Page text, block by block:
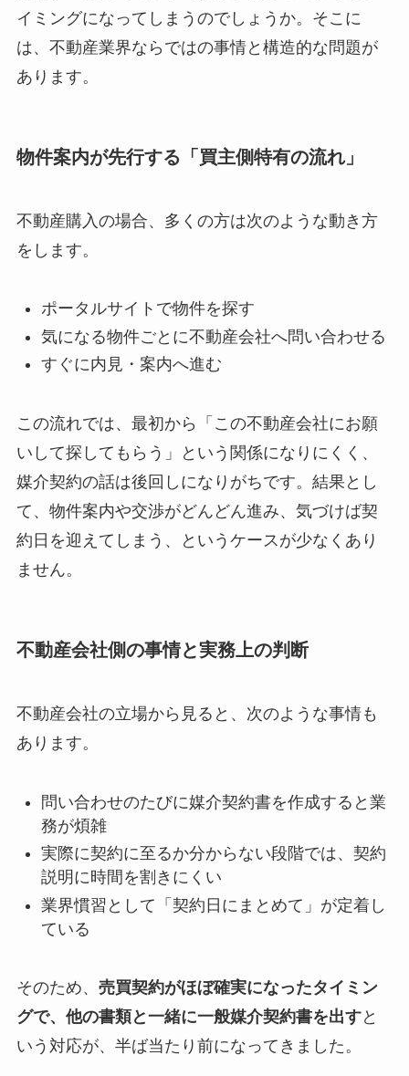
イミングになってしまうのでしょうか。そこに
は、不動産業界ならではの事情と構造的な問題が
あります。
物件案内が先行する「買主側特有の流れ」
不動産購入の場合、多くの方は次のような動き方
をします。
ポータルサイトで物件を探す
気になる物件ごとに不動産会社へ問い合わせる
すぐに内見・案内へ進む
この流れでは、最初から「この不動産会社にお願
いして探してもらう」という関係になりにくく、
媒介契約の話は後回しになりがちです。結果とし
て、物件案内や交渉がどんどん進み、気づけば契
約日を迎えてしまう、というケースが少なくあり
ません。
不動産会社側の事情と実務上の判断
不動産会社の立場から見ると、次のような事情も
あります。
問い合わせのたびに媒介契約書を作成すると業
務が煩雑
実際に契約に至るか分からない段階では、契約
説明に時間を割きにくい
業界慣習として「契約日にまとめて」が定着し
ている
そのため、 売買契約がほぼ確実になったタイミン
グで、他の書類と一緒に一般媒介契約書を出すと
いう対応が、半ば当たり前になってきました。